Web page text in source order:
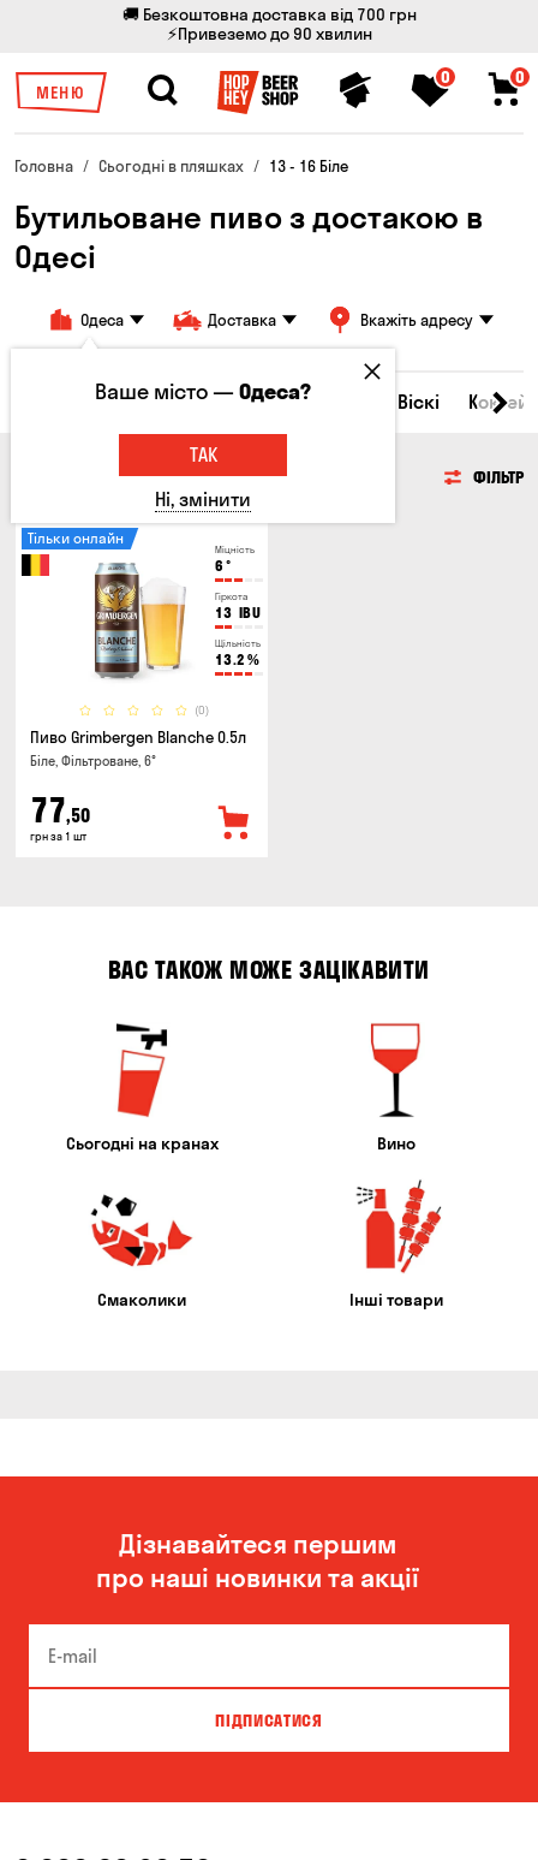
🚚 Безкоштовна доставка від 700 грн
⚡Привеземо до 90 хвилин
МЕНЮ
0 0
Головна Сьогодні в пляшках 13 - 16 Біле
Бутильоване пиво з достакою в
Одесі
Одеса Доставка Вкажіть адресу
Всі товари Пиво Сидр Віскі
ФІЛЬТР
Міцність
6 °
Гіркота
13 IBU
Щільність
13.2 %
(0)
Тільки онлайн
Пиво Grimbergen Blanche 0.5л
Біле, Фільтроване, 6°
77,50
грн за 1 шт
ВАС ТАКОЖ МОЖЕ ЗАЦІКАВИТИ
Сьогодні на кранах Вино
Смаколики Інші товари
Дізнавайтеся першим
про наші новинки та акції
ПІДПИСАТИСЯ
Ваше місто —Одеса?
ТАК
Ні, змінити